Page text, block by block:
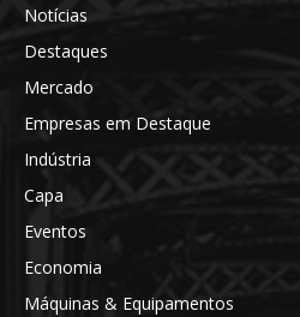
Notícias
Destaques
Mercado
Empresas em Destaque
Indústria
Capa
Eventos
Economia
Máquinas & Equipamentos